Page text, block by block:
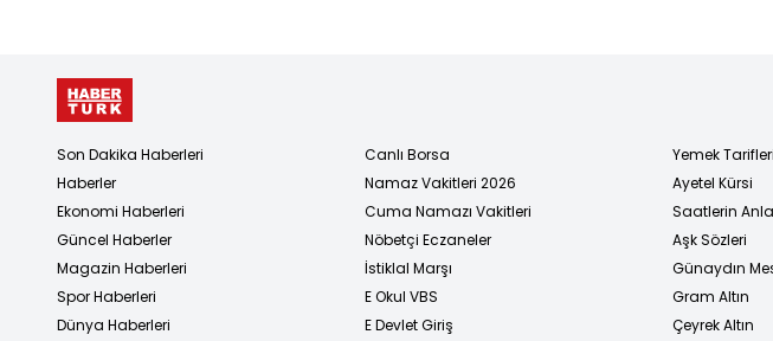
Son Dakika Haberleri
Haberler
Ekonomi Haberleri
Güncel Haberler
Magazin Haberleri
Spor Haberleri
Dünya Haberleri
Canlı Borsa
Namaz Vakitleri 2026
Cuma Namazı Vakitleri
Nöbetçi Eczaneler
İstiklal Marşı
E Okul VBS
E Devlet Giriş
Yemek Tarifleri
Ayetel Kürsi
Saatlerin
Aşk Sözleri
Günaydın
Gram Altın
Çeyrek Altın